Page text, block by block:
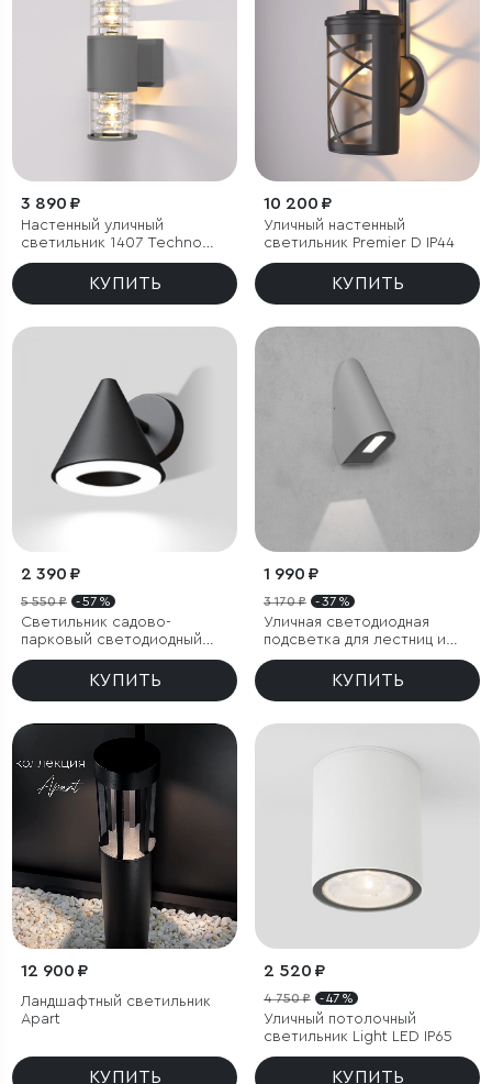
3 890 ₽
Настенный уличный
светильник 1407 Techno
cерый IP54
КУПИТЬ
10 200 ₽
Уличный настенный
светильник Premier D IP44
КУПИТЬ
2 390 ₽
5 550 ₽ - 57 %
Светильник садово-
парковый светодиодный
Artic
КУПИТЬ
1 990 ₽
3 170 ₽ - 37 %
Уличная светодиодная
подсветка для лестниц и
дорожек
КУПИТЬ
12 900 ₽
Ландшафтный светильник
Apart
КУПИТЬ
2 520 ₽
4 750 ₽ - 47 %
Уличный потолочный
светильник Light LED IP65
КУПИТЬ